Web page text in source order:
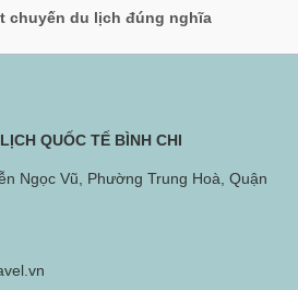
chuyến du lịch đúng nghĩa
QUỐC TẾ BÌNH CHI
Ngọc Vũ, Phường Trung Hoà, Quận